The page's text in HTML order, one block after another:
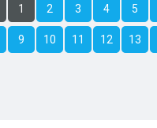
1 2 3 4 5
9 10 11 12 13